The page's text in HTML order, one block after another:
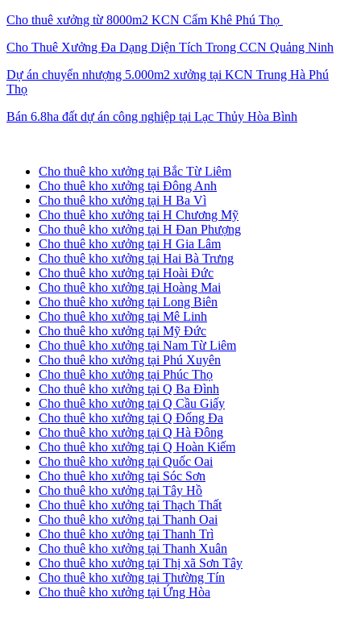
Cho thuê xưởng từ 8000m2 KCN Cẩm Khê Phú Thọ
Cho Thuê Xưởng Đa Dạng Diện Tích Trong CCN Quảng Ninh
Dự án chuyển nhượng 5.000m2 xưởng tại KCN Trung Hà Phú
Thọ
Bán 6.8ha đất dự án công nghiệp tại Lạc Thủy Hòa Bình
Cho thuê kho xưởng tại Bắc Từ Liêm
Cho thuê kho xưởng tại Đông Anh
Cho thuê kho xưởng tại H Ba Vì
Cho thuê kho xưởng tại H Chương Mỹ
Cho thuê kho xưởng tại H Đan Phượng
Cho thuê kho xưởng tại H Gia Lâm
Cho thuê kho xưởng tại Hai Bà Trưng
Cho thuê kho xưởng tại Hoài Đức
Cho thuê kho xưởng tại Hoàng Mai
Cho thuê kho xưởng tại Long Biên
Cho thuê kho xưởng tại Mê Linh
Cho thuê kho xưởng tại Mỹ Đức
Cho thuê kho xưởng tại Nam Từ Liêm
Cho thuê kho xưởng tại Phú Xuyên
Cho thuê kho xưởng tại Phúc Thọ
Cho thuê kho xưởng tại Q Ba Đình
Cho thuê kho xưởng tại Q Cầu Giấy
Cho thuê kho xưởng tại Q Đống Đa
Cho thuê kho xưởng tại Q Hà Đông
Cho thuê kho xưởng tại Q Hoàn Kiếm
Cho thuê kho xưởng tại Quốc Oai
Cho thuê kho xưởng tại Sóc Sơn
Cho thuê kho xưởng tại Tây Hồ
Cho thuê kho xưởng tại Thạch Thất
Cho thuê kho xưởng tại Thanh Oai
Cho thuê kho xưởng tại Thanh Trì
Cho thuê kho xưởng tại Thanh Xuân
Cho thuê kho xưởng tại Thị xã Sơn Tây
Cho thuê kho xưởng tại Thường Tín
Cho thuê kho xưởng tại Ứng Hòa